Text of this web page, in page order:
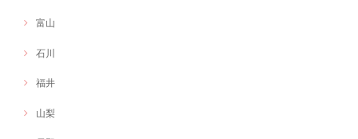
富山
石川
福井
山梨